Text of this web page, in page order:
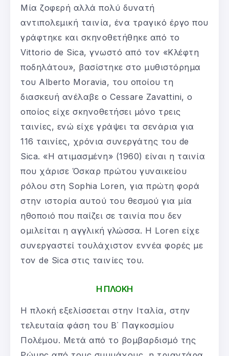
Μία ζοφερή αλλά πολύ δυνατή
αντιπολεμική ταινία, ένα τραγικό έργο που
γράφτηκε και σκηνοθετήθηκε από το
Vittorio de Sica, γνωστό από τον «Κλέφτη
ποδηλάτου», βασίστηκε στο μυθιστόρημα
του Alberto Moravia, του οποίου τη
διασκευή ανέλαβε ο Cessare Zavattini, ο
οποίος είχε σκηνοθετήσει μόνο τρεις
ταινίες, ενώ είχε γράψει τα σενάρια για
116 ταινίες, χρόνια συνεργάτης του de
Sica. «Η ατιμασμένη» (1960) είναι η ταινία
που χάρισε Όσκαρ πρώτου γυναικείου
ρόλου στη Sophia Loren, για πρώτη φορά
στην ιστορία αυτού του θεσμού για μία
ηθοποιό που παίζει σε ταινία που δεν
ομιλείται η αγγλική γλώσσα. Η Loren είχε
συνεργαστεί τουλάχιστον εννέα φορές με
τον de Sica στις ταινίες του.
Η ΠΛΟΚΗ
Η πλοκή εξελίσσεται στην Ιταλία, στην
τελευταία φάση του Β΄ Παγκοσμίου
Πολέμου. Μετά από το βομβαρδισμό της